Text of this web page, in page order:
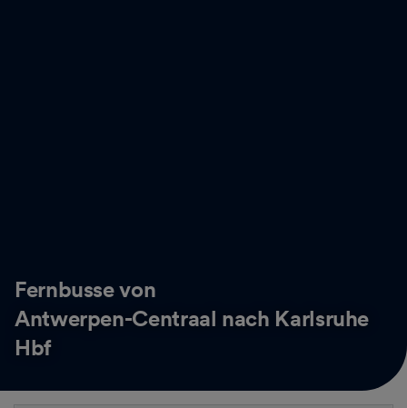
Fernbusse von
Antwerpen-Centraal nach Karlsruhe
Hbf